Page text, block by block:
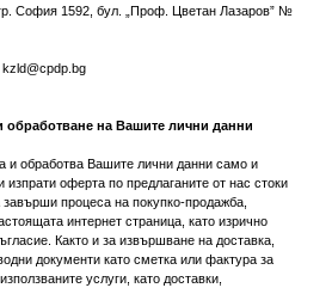
София 1592, бул. „Проф. Цветан Лазаров” №
kzld@cpdp.bg
обработване на Вашите лични данни
обработва Вашите лични данни само и
изпрати оферта по предлаганите от нас стоки
завърши процеса на покупко-продажба,
интернет страница, като изрично
Както и за извършване на доставка,
документи като сметка или фактура за
услуги, като доставки,